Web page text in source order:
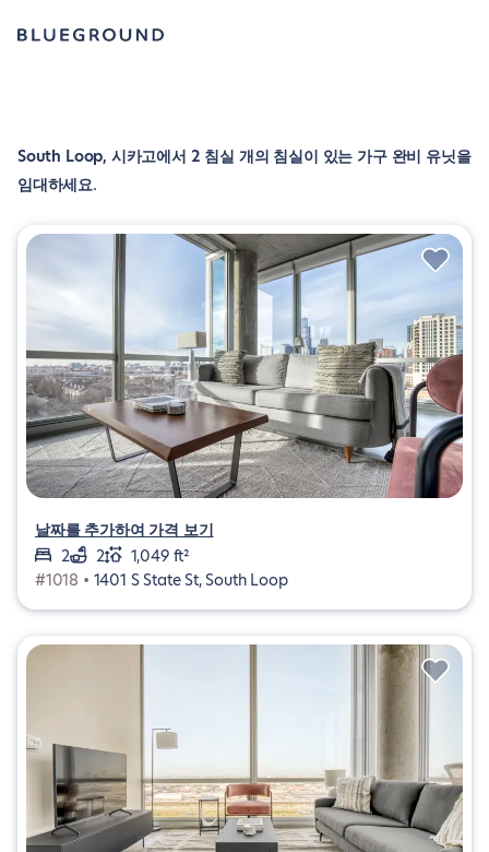
South Loop, 시카고에서 2 침실 개의 침실이 있는 가구 완비 유닛을
임대하세요.
날짜를 추가하여 가격 보기
2
2
1,049 ft²
#1018 • 1401 S State St, South Loop